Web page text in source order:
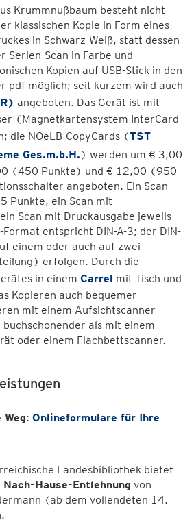
Krummnußbaum besteht nicht
klassischen Kopie in Form eines
in Schwarz-Weiß, statt dessen
Serien-Scan in Farbe und
Kopien auf USB-Stick in den
pdf möglich; seit kurzem wird auch
angeboten. Das Gerät ist mit
(Magnetkartensystem InterCard-
die NOeLB-CopyCards (TST
Ges.m.b.H.) werden um € 3,00
(450 Punkte) und € 12,00 (950
angeboten. Ein Scan
Punkte, ein Scan mit
Scan mit Druckausgabe jeweils
Format entspricht DIN-A-3; der DIN-
einem oder auch auf zwei
erfolgen. Durch die
in einem Carrel mit Tisch und
Kopieren auch bequemer
mit einem Aufsichtscanner
als mit einem
oder einem Flachbettscanner.
: Onlineformulare für Ihre
Landesbibliothek bietet
Hause-Entlehnung von
(ab dem vollendeten 14.